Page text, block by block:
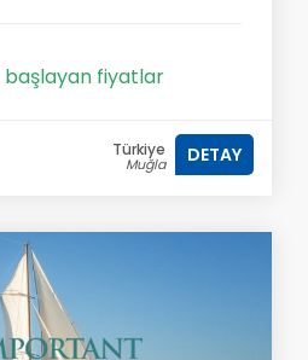
başlayan fiyatlar
Türkiye
Muğla DETAY